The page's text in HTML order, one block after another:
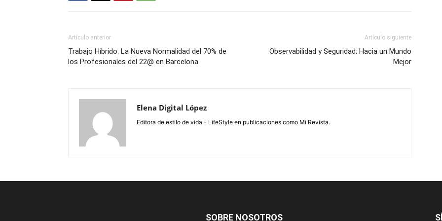
Artículo anterior
Trabajo Híbrido: La Nueva Normalidad del 70% de
los Profesionales del 22@ en Barcelona
Artículo siguiente
Observabilidad y Seguridad: Hacia un Mundo
Mejor
Elena Digital López
Editora de estilo de vida - LifeStyle en publicaciones como Mi Revista.
SOBRE NOSOTROS